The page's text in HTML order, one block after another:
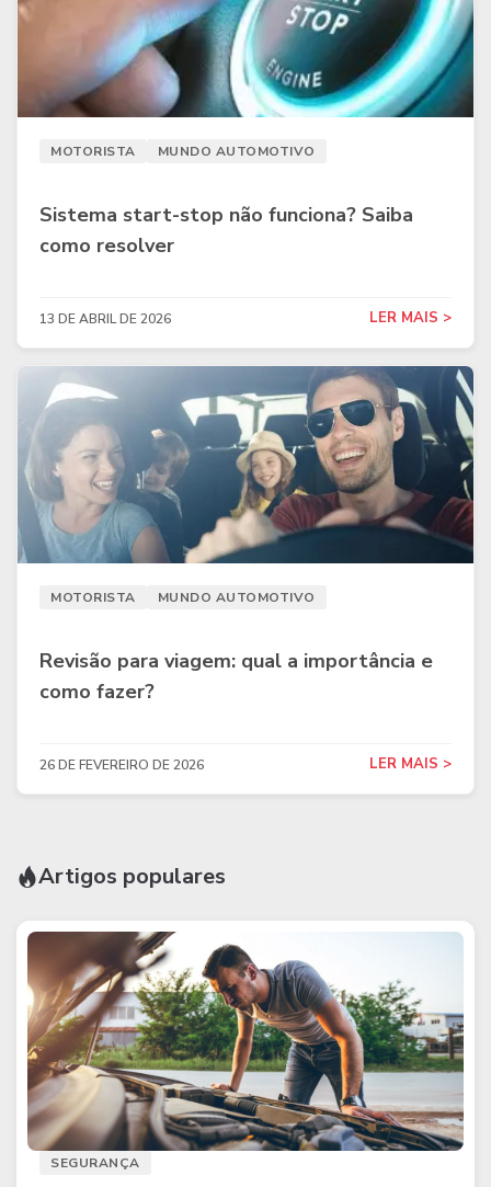
MOTORISTA MUNDO AUTOMOTIVO
Sistema start-stop não funciona? Saiba
como resolver
13 DE ABRIL DE 2026 LER MAIS >
MOTORISTA MUNDO AUTOMOTIVO
Revisão para viagem: qual a importância e
como fazer?
26 DE FEVEREIRO DE 2026 LER MAIS >
Artigos populares
SEGURANÇA